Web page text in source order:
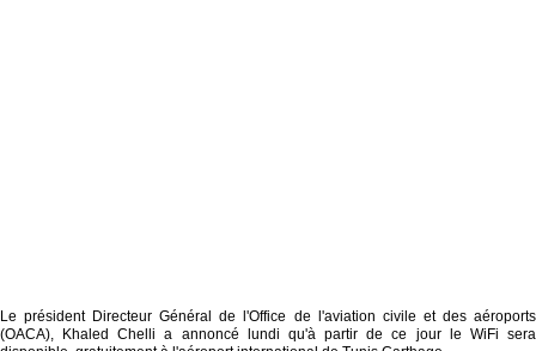
Le président Directeur Général de l'Office de l'aviation civile et des aéroports
(OACA), Khaled Chelli a annoncé lundi qu'à partir de ce jour le WiFi sera